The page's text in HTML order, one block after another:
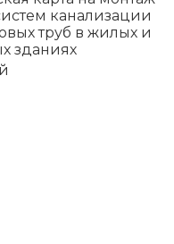
канализации
труб в жилых и
зданиях